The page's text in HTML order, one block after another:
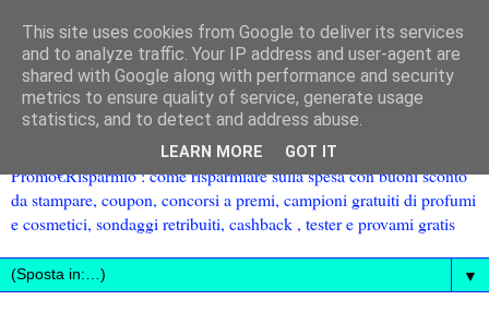
Promo€Risparmio : come risparmiare sulla spesa con buoni sconto
da stampare, coupon, concorsi a premi, campioni gratuiti di profumi
e cosmetici, sondaggi retribuiti, cashback , tester e provami gratis
▼
This site uses cookies from Google to deliver its services
and to analyze traffic. Your IP address and user-agent are
shared with Google along with performance and security
metrics to ensure quality of service, generate usage
statistics, and to detect and address abuse.
LEARN MORE GOT IT